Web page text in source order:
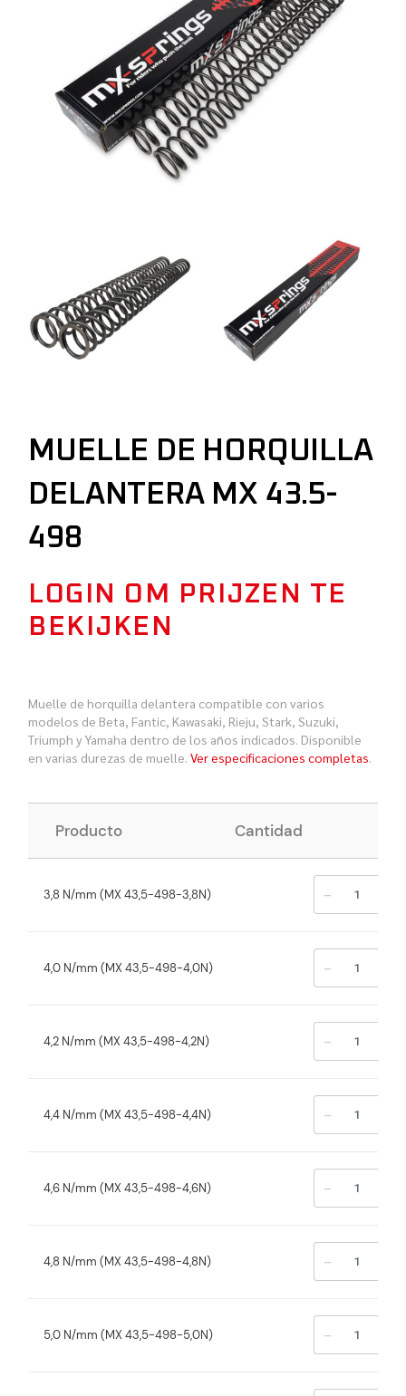
MUELLE DE HORQUILLA
DELANTERA MX 43.5-
498
LOGIN OM PRIJZEN TE
BEKIJKEN
Muelle de horquilla delantera compatible con varios
modelos de Beta, Fantic, Kawasaki, Rieju, Stark, Suzuki,
Triumph y Yamaha dentro de los años indicados. Disponible
en varias durezas de muelle.Ver especificaciones completas.
Producto Cantidad
3,8 N/mm (MX 43,5-498-3,8N) -
4,0 N/mm (MX 43,5-498-4,0N) -
4,2 N/mm (MX 43,5-498-4,2N) -
4,4 N/mm (MX 43,5-498-4,4N) -
4,6 N/mm (MX 43,5-498-4,6N) -
4,8 N/mm (MX 43,5-498-4,8N) -
5,0 N/mm (MX 43,5-498-5,0N) -